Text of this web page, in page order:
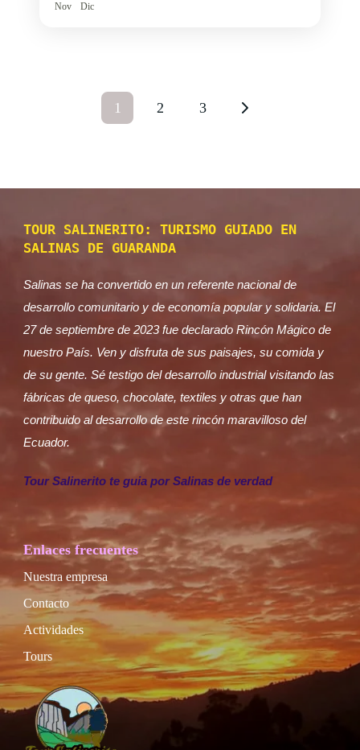
atardeceres en el Ecuador. Ubicado en la
provincia de Bolívar, el...
Provincia de Bolívar
Nov
Dic
1 2 3
TOUR SALINERITO: TURISMO GUIADO EN
SALINAS DE GUARANDA
Salinas se ha convertido en un referente nacional de
desarrollo comunitario y de economía popular y solidaria. El
27 de septiembre de 2023 fue declarado Rincón Mágico de
nuestro País. Ven y disfruta de sus paisajes, su comida y
de su gente. Sé testigo del desarrollo industrial visitando las
fábricas de queso, chocolate, textiles y otras que han
contribuido al desarrollo de este rincón maravilloso del
Ecuador.
Tour Salinerito te guia por Salinas de verdad
Enlaces frecuentes
Nuestra empresa
Contacto
Actividades
Tours